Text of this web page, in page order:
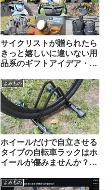
サイクリストが贈られたら
きっと嬉しいに違いない用
品系のギフトアイデア・お
のあるものから】
よみもの
ホイールだけで自立させる
タイプの自転車ラックはホ
イールが傷みませんか？
から）Felgenkiller
よみもの